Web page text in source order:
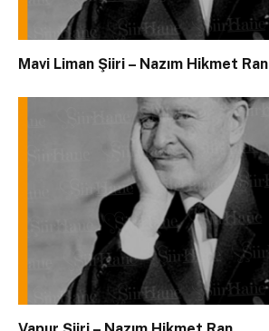
Mavi Liman Şiiri – Nazım Hikmet Ran